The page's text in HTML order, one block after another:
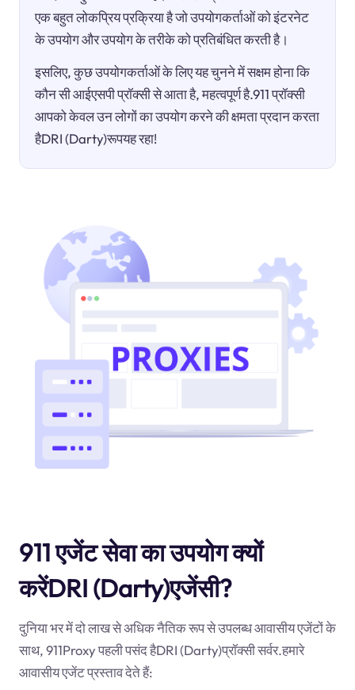
एक बहुत लोकप्रिय प्रक्रिया है जो उपयोगकर्ताओं को इंटरनेट
के उपयोग और उपयोग के तरीके को प्रतिबंधित करती है।
इसलिए, कुछ उपयोगकर्ताओं के लिए यह चुनने में सक्षम होना कि
कौन सी आईएसपी प्रॉक्सी से आता है, महत्वपूर्ण है.911 प्रॉक्सी
आपको केवल उन लोगों का उपयोग करने की क्षमता प्रदान करता
हैDRI (Darty)रूपयह रहा!
911 एजेंट सेवा का उपयोग क्यों
करेंDRI (Darty)एजेंसी?
दुनिया भर में दो लाख से अधिक नैतिक रूप से उपलब्ध आवासीय एजेंटों के
साथ, 911Proxy पहली पसंद हैDRI (Darty)प्रॉक्सी सर्वर.हमारे
आवासीय एजेंट प्रस्ताव देते हैं: